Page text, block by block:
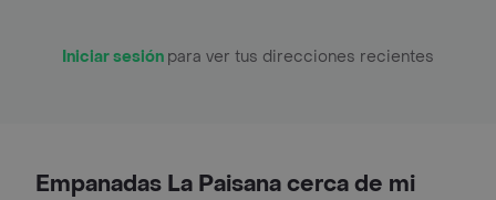
Iniciar sesión para ver tus direcciones recientes
Empanadas La Paisana cerca de mi